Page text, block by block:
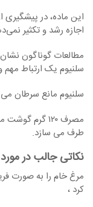
این ماده، در
اجازه رشد و تکثیر
مطالعات گوناگون
سلنیوم یک ارتباط مهم
سلنیوم مانع سرطان
طرف می ‏سازد.
نکاتی جالب در
مرغ خام را به صورت
کرد ،